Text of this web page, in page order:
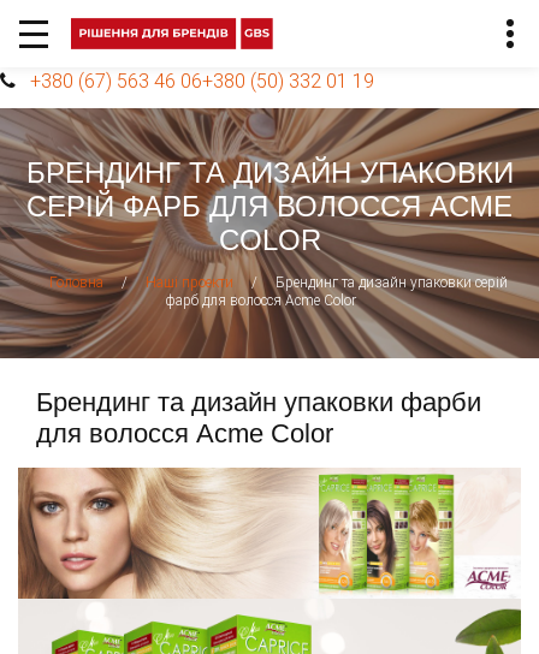
+380 (67) 563 46 06+380 (50) 332 01 19
БРЕНДИНГ ТА ДИЗАЙН УПАКОВКИ
СЕРІЙ ФАРБ ДЛЯ ВОЛОССЯ ACME
COLOR
Головна / Наші проекти /
Брендинг та дизайн упаковки серій
фарб для волосся Acme Color
Брендинг та дизайн упаковки фарби
для волосся Acme Color